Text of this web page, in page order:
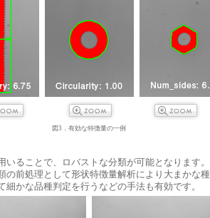
図3．有効な特徴量の一例
いることで、ロバストな分類が可能となります
の前処理として形状特徴量解析により大まかな
細かな品種判定を行うなどの手法も有効です。